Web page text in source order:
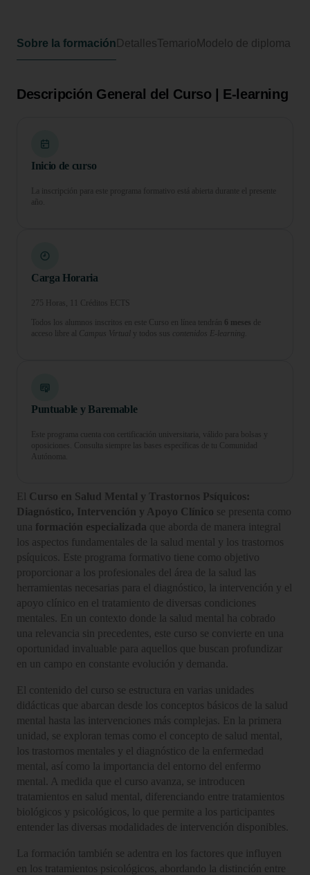
Sobre la formación DetallesTemario Modelo de diploma
Descripción General del Curso | E-learning
Inicio de curso
La inscripción para este programa formativo está abierta durante el presente
año.
Carga Horaria
275 Horas, 11 Créditos ECTS
Todos los alumnos inscritos en este Curso en línea tendrán 6 meses de
acceso libre al Campus Virtual y todos sus contenidos E-learning.
Puntuable y Baremable
Este programa cuenta con certificación universitaria, válido para bolsas y
oposiciones. Consulta siempre las bases específicas de tu Comunidad
Autónoma.
El Curso en Salud Mental y Trastornos Psíquicos:
Diagnóstico, Intervención y Apoyo Clínico se presenta como
una formación especializada que aborda de manera integral
los aspectos fundamentales de la salud mental y los trastornos
psíquicos. Este programa formativo tiene como objetivo
proporcionar a los profesionales del área de la salud las
herramientas necesarias para el diagnóstico, la intervención y el
apoyo clínico en el tratamiento de diversas condiciones
mentales. En un contexto donde la salud mental ha cobrado
una relevancia sin precedentes, este curso se convierte en una
oportunidad invaluable para aquellos que buscan profundizar
en un campo en constante evolución y demanda.
El contenido del curso se estructura en varias unidades
didácticas que abarcan desde los conceptos básicos de la salud
mental hasta las intervenciones más complejas. En la primera
unidad, se exploran temas como el concepto de salud mental,
los trastornos mentales y el diagnóstico de la enfermedad
mental, así como la importancia del entorno del enfermo
mental. A medida que el curso avanza, se introducen
tratamientos en salud mental, diferenciando entre tratamientos
biológicos y psicológicos, lo que permite a los participantes
entender las diversas modalidades de intervención disponibles.
La formación también se adentra en los factores que influyen
en los tratamientos psicológicos, abordando la distinción entre